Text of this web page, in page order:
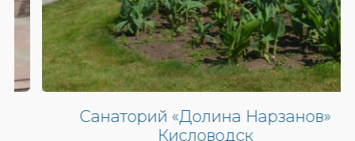
Санаторий «Долина Нарзанов»
Кисловодск